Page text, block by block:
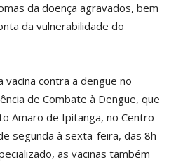
da doença agravados, bem
da vulnerabilidade do
vacina contra a dengue no
de Combate à Dengue, que
Amaro de Ipitanga, no Centro
segunda à sexta-feira, das 8h
as vacinas também